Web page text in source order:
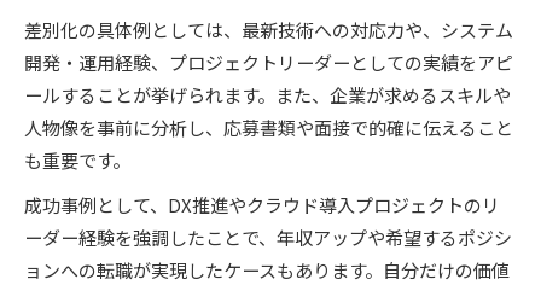
差別化の具体例としては、最新技術への対応力や、システム
開発・運用経験、プロジェクトリーダーとしての実績をアピ
ールすることが挙げられます。また、企業が求めるスキルや
人物像を事前に分析し、応募書類や面接で的確に伝えること
も重要です。
成功事例として、DX推進やクラウド導入プロジェクトのリ
ーダー経験を強調したことで、年収アップや希望するポジシ
ョンへの転職が実現したケースもあります。自分だけの価値